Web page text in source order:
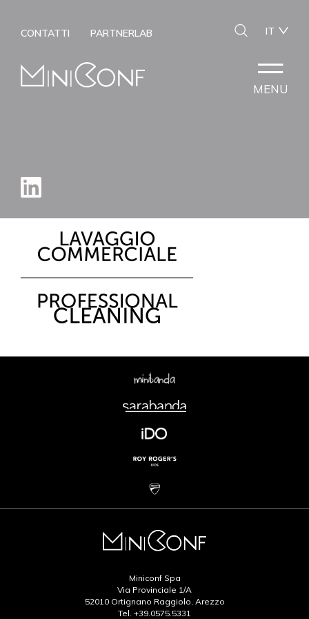
CONTATTI IT
PARTNERLAB
MENU
Miniconf Spa
Via Provinciale 1/A
52010 Ortignano Raggiolo, Arezzo
Tel. +39.0575.5331